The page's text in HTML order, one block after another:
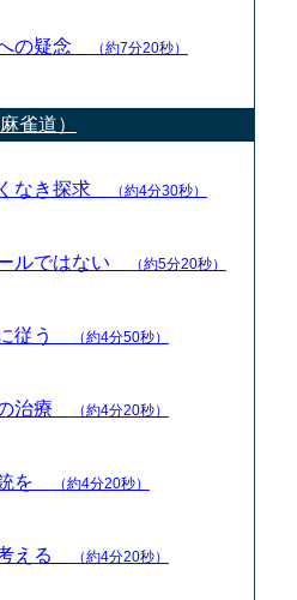
の疑念 （約7分20秒）
雀道）
なき探求 （約4分30秒）
ルではない （約5分20秒）
従う （約4分50秒）
治療 （約4分20秒）
を （約4分20秒）
える （約4分20秒）